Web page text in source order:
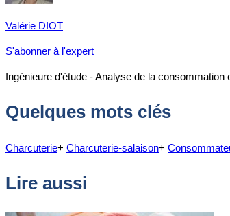
Valérie DIOT
S'abonner à l'expert
Ingénieure d'étude - Analyse de la consommation
Quelques mots clés
Charcuterie+ Charcuterie-salaison+
Lire aussi